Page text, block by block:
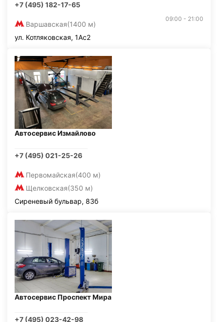
+7 (495) 182-17-65
Варшавская(1400 м)
09:00 - 21:00
ул. Котляковская, 1Ас2
Автосервис Измайлово
+7 (495) 021-25-26
Первомайская(400 м)
Щелковская(350 м)
Сиреневый бульвар, 83б
Автосервис Проспект Мира
+7 (495) 023-42-98